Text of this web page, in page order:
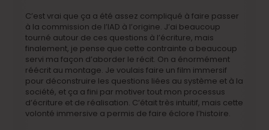
C’est vrai que ça a été assez compliqué à faire passer
à la commission de l’IAD à l’origine. J’ai beaucoup
tourné autour de ces questions à l’écriture, mais
finalement, je pense que cette contrainte a beaucoup
servi ma façon d’aborder le récit. On a énormément
réécrit au montage. Je voulais faire un film immersif
pour déconstruire les questions liées au système et à la
société, et ça a fini par motiver tout mon processus
d’écriture et de réalisation. C’était très intuitif, mais cette
volonté immersive a permis de faire éclore l’histoire.